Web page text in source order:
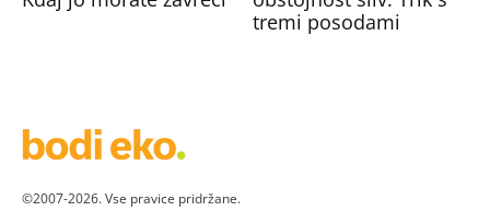
tremi posodami
©2007-2026. Vse pravice pridržane.